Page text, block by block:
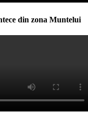
din zona Muntelui